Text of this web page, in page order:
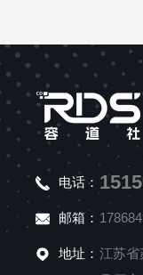
电话：
邮箱：
地址： 江苏省